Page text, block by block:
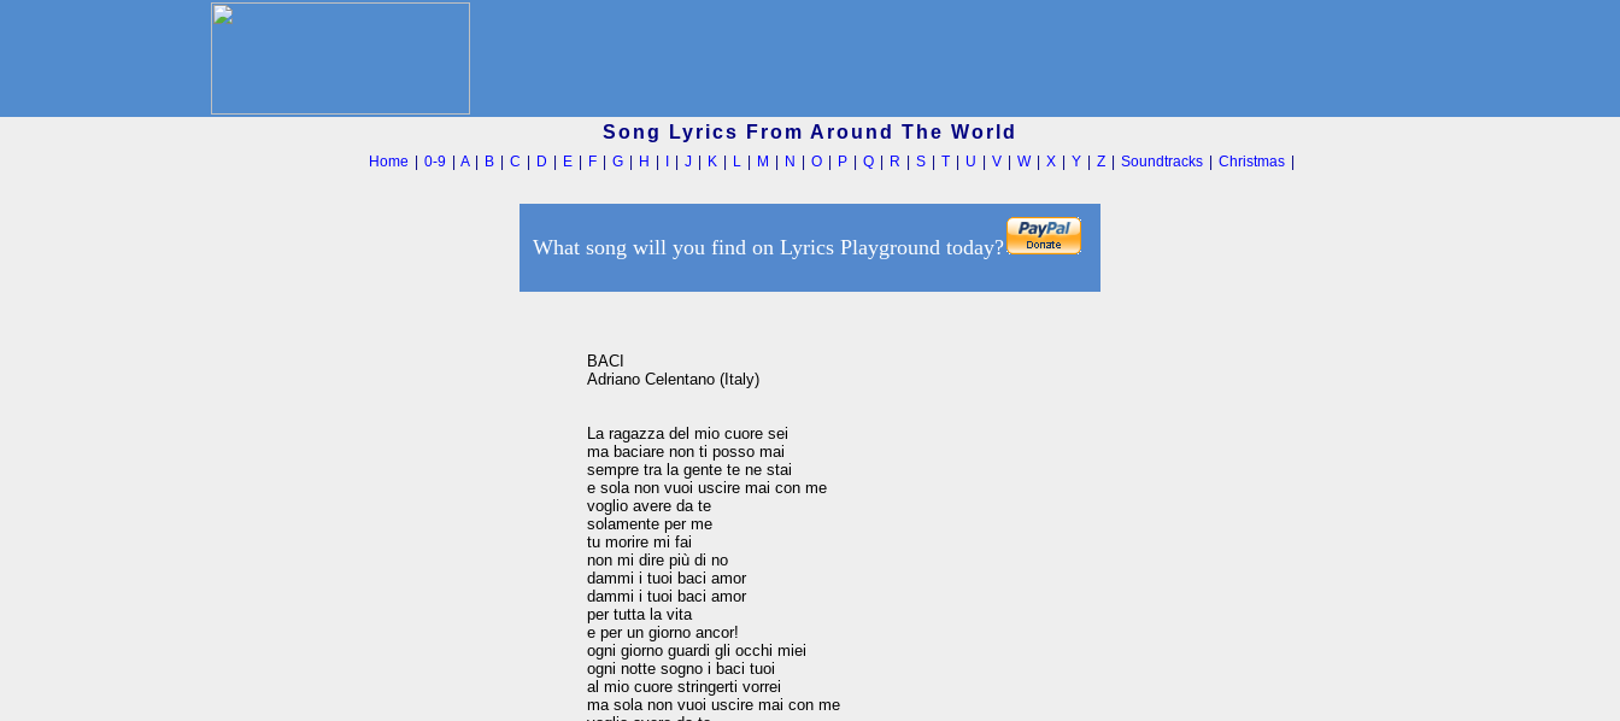
Song Lyrics From Around The World
Home 0-9 A| B| C D E| F| G| H J| K| L| M N O| P| Q| R S| T| U V| W| X| Y| Z| Soundtracks| Christmas|
What song will you find on Lyrics Playground today?
BACI
Adriano Celentano (Italy)
La ragazza del mio cuore sei
ma baciare non ti posso mai
sempre tra la gente te ne stai
e sola non vuoi uscire mai con me
voglio avere da te
solamente per me
tu morire mi fai
non mi dire più di no
dammi i tuoi baci amor
dammi i tuoi baci amor
per tutta la vita
e per un giorno ancor!
ogni giorno guardi gli occhi miei
ogni notte sogno i baci tuoi
al mio cuore stringerti vorrei
ma sola non vuoi uscire mai con me